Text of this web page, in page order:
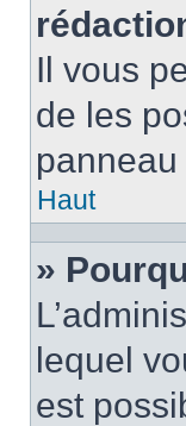
Il vous
de les
Haut
»
lequel
est